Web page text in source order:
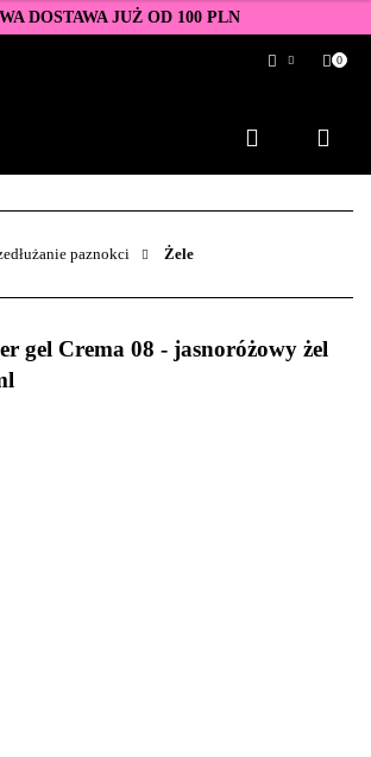
DOSTAWA JUŻ OD 100 PLN
Zarejestruj się
Dodaj zgłoszenie
Zgody cookies
0
paznokci Żele
gel Crema 08 - jasnoróżowy żel